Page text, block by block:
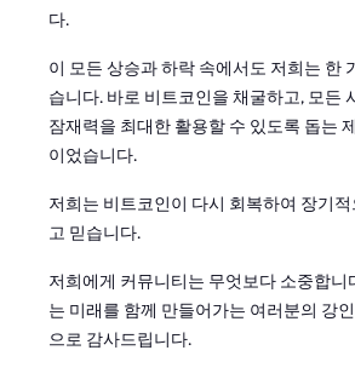
다.
이 모든 상승과 하락 속에서도 저희는 한
습니다. 바로 비트코인을 채굴하고, 모든
잠재력을 최대한 활용할 수 있도록 돕는
이었습니다.
저희는 비트코인이 다시 회복하여 장기
고 믿습니다.
저희에게 커뮤니티는 무엇보다 소중합니
는 미래를 함께 만들어가는 여러분의 강
으로 감사드립니다.